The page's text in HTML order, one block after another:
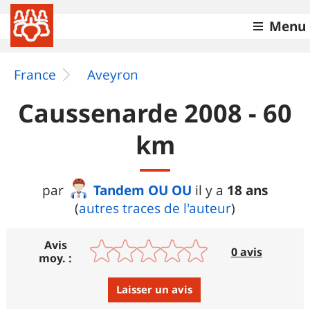
Menu
France Aveyron
Caussenarde 2008 - 60
km
par Tandem OU OU il y a 18 ans
(autres traces de l'auteur)
Avis
moy. :
0 avis
Laisser un avis